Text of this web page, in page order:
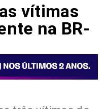
vítimas
na BR-